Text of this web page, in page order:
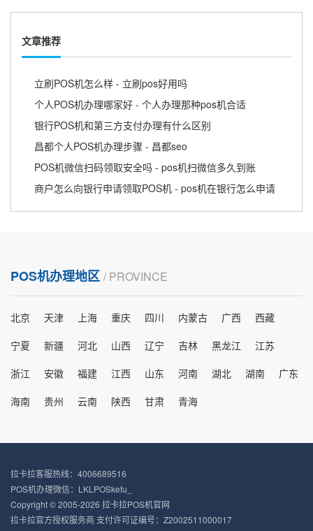
文章推荐
立刷POS机怎么样 - 立刷pos好用吗
个人POS机办理哪家好 - 个人办理那种pos机合适
银行POS机和第三方支付办理有什么区别
昌都个人POS机办理步骤 - 昌都seo
POS机微信扫码领取安全吗 - pos机扫微信多久到账
商户怎么向银行申请领取POS机 - pos机在银行怎么申请
POS机办理地区 / PROVINCE
北京 天津 上海 重庆 四川 内蒙古 广西
西藏
宁夏
新疆 河北 山西 辽宁 吉林 黑龙江
江苏
浙江
安徽 福建 江西 山东 河南 湖北 湖南
广东
海南
贵州 云南 陕西 甘肃 青海
拉卡拉客服热线：4006689516
POS机办理微信：LKLPOSkefu_
Copyright © 2005-2026 拉卡拉POS机官网
拉卡拉官方授权服务商 支付许可证编号：Z2002511000017